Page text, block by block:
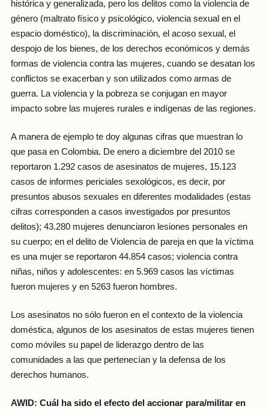
histórica y generalizada, pero los delitos como la violencia de
género (maltrato físico y psicológico, violencia sexual en el
espacio doméstico), la discriminación, el acoso sexual, el
despojo de los bienes, de los derechos económicos y demás
formas de violencia contra las mujeres, cuando se desatan los
conflictos se exacerban y son utilizados como armas de
guerra. La violencia y la pobreza se conjugan en mayor
impacto sobre las mujeres rurales e indígenas de las regiones.
A manera de ejemplo te doy algunas cifras que muestran lo
que pasa en Colombia. De enero a diciembre del 2010 se
reportaron 1.292 casos de asesinatos de mujeres, 15.123
casos de informes periciales sexológicos, es decir, por
presuntos abusos sexuales en diferentes modalidades (estas
cifras corresponden a casos investigados por presuntos
delitos); 43.280 mujeres denunciaron lesiones personales en
su cuerpo; en el delito de Violencia de pareja en que la víctima
es una mujer se reportaron 44.854 casos; violencia contra
niñas, niños y adolescentes: en 5.969 casos las víctimas
fueron mujeres y en 5263 fueron hombres.
Los asesinatos no sólo fueron en el contexto de la violencia
doméstica, algunos de los asesinatos de estas mujeres tienen
como móviles su papel de liderazgo dentro de las
comunidades a las que pertenecían y la defensa de los
derechos humanos.
AWID: Cuál ha sido el efecto del accionar para/militar en